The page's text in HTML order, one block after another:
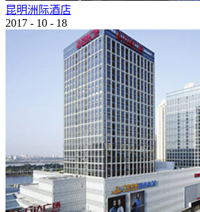
昆明洲际酒店
2017 - 10 - 18